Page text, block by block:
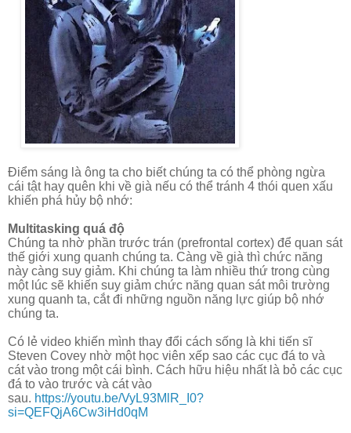
Điểm sáng là ông ta cho biết chúng ta có thể phòng ngừa
cái tật hay quên khi về già nếu có thể tránh 4 thói quen xấu
khiến phá hủy bộ nhớ:
Multitasking quá độ
Chúng ta nhờ phần trước trán (prefrontal cortex) để quan sát
thế giới xung quanh chúng ta. Càng về già thì chức năng
này càng suy giảm. Khi chúng ta làm nhiều thứ trong cùng
một lúc sẽ khiến suy giảm chức năng quan sát môi trường
xung quanh ta, cắt đi những nguồn năng lực giúp bộ nhớ
chúng ta.
Có lẻ video khiến mình thay đổi cách sống là khi tiến sĩ
Steven Covey nhờ một học viên xếp sao các cục đá to và
cát vào trong một cái bình. Cách hữu hiệu nhất là bỏ các cục
đá to vào trước và cát vào
sau. https://youtu.be/VyL93MlR_I0?
si=QEFQjA6Cw3iHd0qM